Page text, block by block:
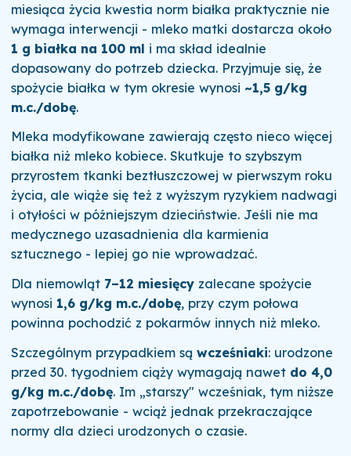
miesiąca życia kwestia norm białka praktycznie nie
wymaga interwencji - mleko matki dostarcza około
1 g białka na 100 ml i ma skład idealnie
dopasowany do potrzeb dziecka. Przyjmuje się, że
spożycie białka w tym okresie wynosi ~1,5 g/kg
m.c./dobę.
Mleka modyfikowane zawierają często nieco więcej
białka niż mleko kobiece. Skutkuje to szybszym
przyrostem tkanki beztłuszczowej w pierwszym roku
życia, ale wiąże się też z wyższym ryzykiem nadwagi
i otyłości w późniejszym dzieciństwie. Jeśli nie ma
medycznego uzasadnienia dla karmienia
sztucznego - lepiej go nie wprowadzać.
Dla niemowląt 7–12 miesięcyzalecane spożycie
wynosi 1,6 g/kg m.c./dobę, przy czym połowa
powinna pochodzić z pokarmów innych niż mleko.
Szczególnym przypadkiem są wcześniaki: urodzone
przed 30. tygodniem ciąży wymagają nawet do 4,0
g/kg m.c./dobę. Im „starszy" wcześniak, tym niższe
zapotrzebowanie - wciąż jednak przekraczające
normy dla dzieci urodzonych o czasie.